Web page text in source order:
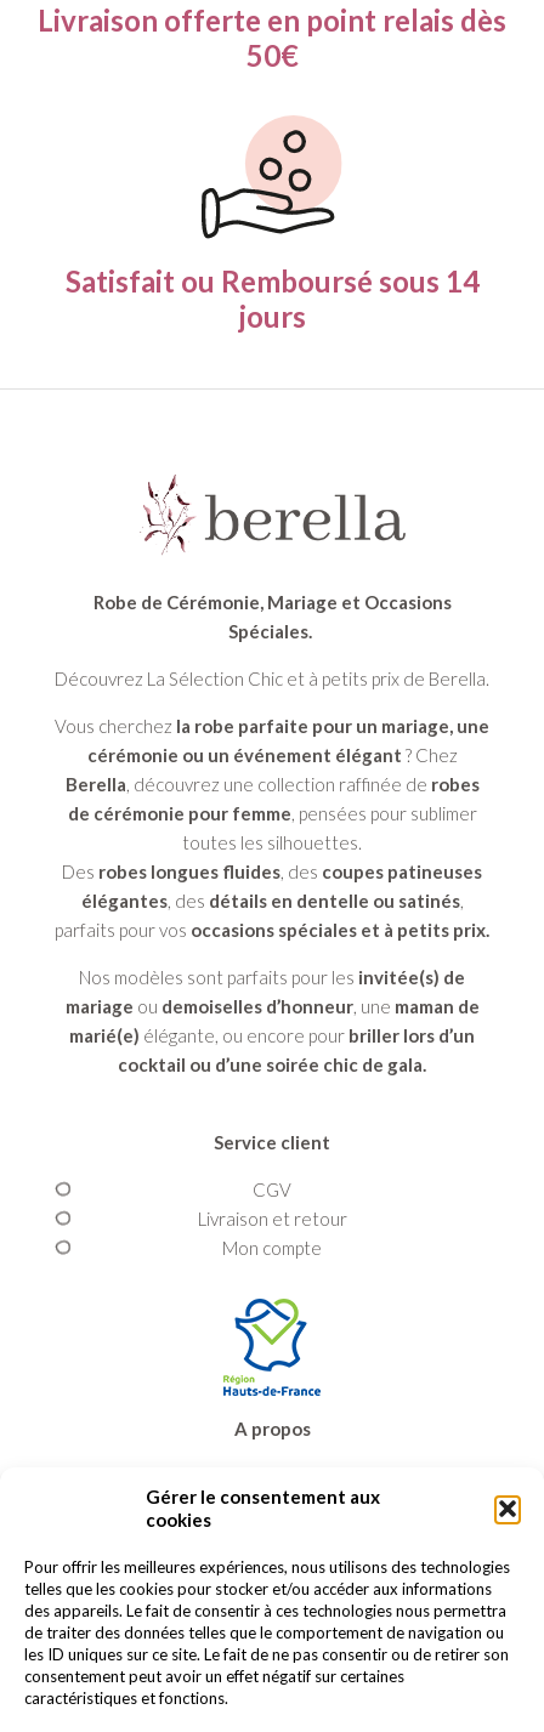
Gérer le consentement aux
cookies
Pour offrir les meilleures expériences, nous utilisons des technologies
telles que les cookies pour stocker et/ou accéder aux informations
des appareils. Le fait de consentir à ces technologies nous permettra
de traiter des données telles que le comportement de navigation ou
les ID uniques sur ce site. Le fait de ne pas consentir ou de retirer son
consentement peut avoir un effet négatif sur certaines
caractéristiques et fonctions.
Livraison offerte en point relais dès
50€
Satisfait ou Remboursé sous 14
jours
Robe de Cérémonie, Mariage et Occasions
Spéciales.
Découvrez La Sélection Chic et à petits prix de Berella.
Vous cherchez la robe parfaite pour un mariage, une
cérémonie ou un événement élégant ? Chez
Berella, découvrez une collection raffinée de robes
de cérémonie pour femme, pensées pour sublimer
toutes les silhouettes.
Des robes longues fluides, des coupes patineuses
élégantes, des détails en dentelle ou satinés,
parfaits pour vos occasions spéciales et à petits prix.
Nos modèles sont parfaits pour les invitée(s) de
mariage ou demoiselles d’honneur, une maman de
marié(e) élégante, ou encore pour briller lors d’un
cocktail ou d’une soirée chic de gala.
Service client
CGV
Livraison et retour
Mon compte
A propos
Bijoux & accessoires
Promos
Contact